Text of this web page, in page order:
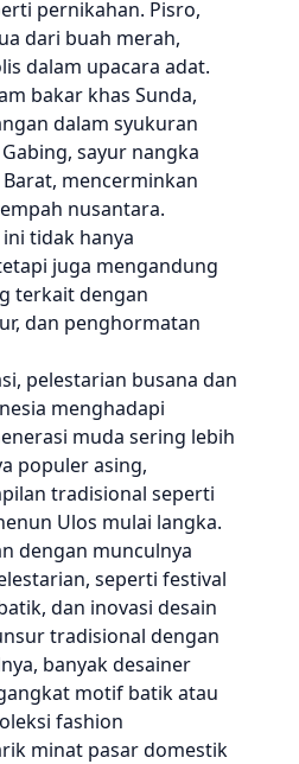
pernikahan. Pisro,
dari buah merah,
dalam upacara adat.
bakar khas Sunda,
dalam syukuran
sayur nangka
mencerminkan
nusantara.
tidak hanya
juga mengandung
terkait dengan
dan penghormatan
pelestarian busana dan
menghadapi
muda sering lebih
populer asing,
tradisional seperti
Ulos mulai langka.
dengan munculnya
seperti festival
dan inovasi desain
tradisional dengan
banyak desainer
motif batik atau
fashion
minat pasar domestik